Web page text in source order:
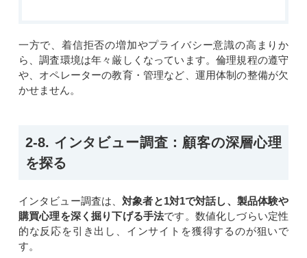
一方で、着信拒否の増加やプライバシー意識の高まりか
ら、調査環境は年々厳しくなっています。倫理規程の遵守
や、オペレーターの教育・管理など、運用体制の整備が欠
かせません。
2-8. インタビュー調査：顧客の深層心理
を探る
インタビュー調査は、対象者と1対1で対話し、製品体験や
購買心理を深く掘り下げる手法です。数値化しづらい定性
的な反応を引き出し、インサイトを獲得するのが狙いで
す。